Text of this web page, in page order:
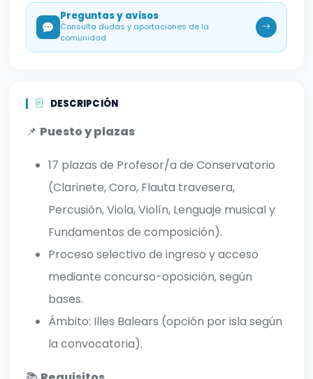
Preguntas y avisos
Consulta dudas y aportaciones de la
comunidad
DESCRIPCIÓN
📌 Puesto y plazas
17 plazas de Profesor/a de Conservatorio
(Clarinete, Coro, Flauta travesera,
Percusión, Viola, Violín, Lenguaje musical y
Fundamentos de composición).
Proceso selectivo de ingreso y acceso
mediante concurso-oposición, según
bases.
Ámbito: Illes Balears (opción por isla según
la convocatoria).